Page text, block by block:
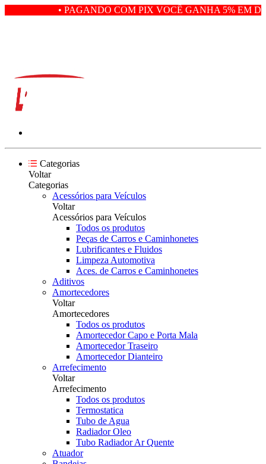
• PAGANDO COM PIX VOCÊ GANHA 5% EM
Categorias
Voltar
Categorias
Acessórios para Veículos
Voltar
Acessórios para Veículos
Todos os produtos
Peças de Carros e Caminhonetes
Lubrificantes e Fluidos
Limpeza Automotiva
Aces. de Carros e Caminhonetes
Aditivos
Amortecedores
Voltar
Amortecedores
Todos os produtos
Amortecedor Capo e Porta Mala
Amortecedor Traseiro
Amortecedor Dianteiro
Arrefecimento
Voltar
Arrefecimento
Todos os produtos
Termostatica
Tubo de Agua
Radiador Oleo
Tubo Radiador Ar Quente
Atuador